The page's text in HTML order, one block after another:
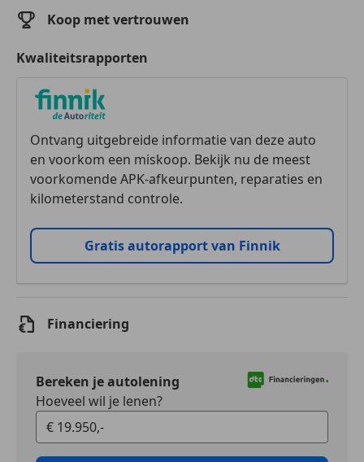
Koop met vertrouwen
Kwaliteitsrapporten
Ontvang uitgebreide informatie van deze auto
en voorkom een miskoop. Bekijk nu de meest
voorkomende APK-afkeurpunten, reparaties en
kilometerstand controle.
Gratis autorapport van Finnik
Financiering
Bereken je autolening
Hoeveel wil je lenen?